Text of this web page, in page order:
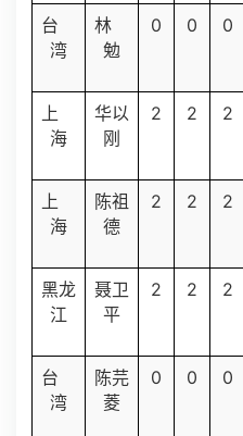
台
湾
林
勉
0 0 0
上
海
华以
刚
2 2 2
上
海
陈祖
德
2 2 2
黑龙
江
聂卫
平
2 2 2
台
湾
陈芫
菱
0 0 0